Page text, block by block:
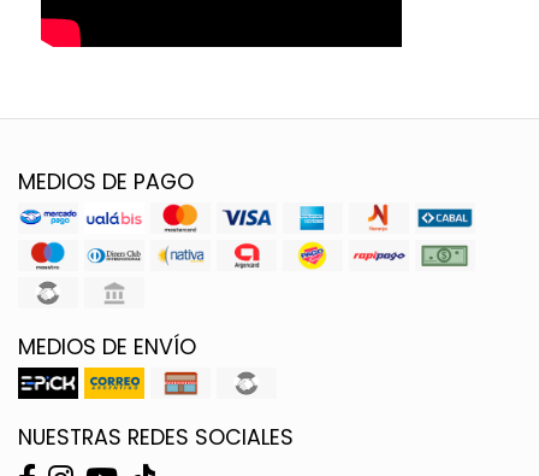
MEDIOS DE PAGO
MEDIOS DE ENVÍO
NUESTRAS REDES SOCIALES